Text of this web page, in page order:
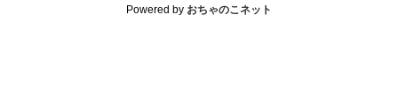
Powered by おちゃのこネット